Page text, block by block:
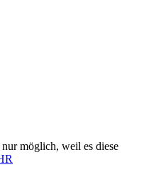
möglich, weil es diese